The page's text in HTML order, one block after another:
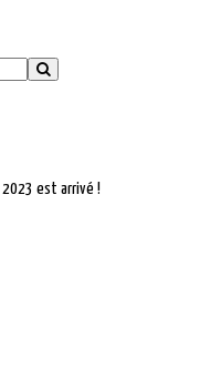
2023 est arrivé !